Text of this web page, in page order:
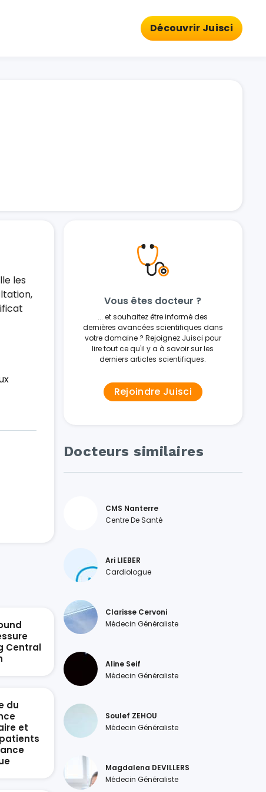
Découvrir Juisci
les
Central
du
et
Vous êtes docteur ?
... et souhaitez être informé des
dernières avancées scientifiques dans
votre domaine ? Rejoignez Juisci pour
lire tout ce qu'il y a à savoir sur les
derniers articles scientifiques.
Rejoindre Juisci
Docteurs similaires
CMS Nanterre
Centre De Santé
Ari LIEBER
Cardiologue
Clarisse Cervoni
Médecin Généraliste
Aline Seif
Médecin Généraliste
Soulef ZEHOU
Médecin Généraliste
Magdalena DEVILLERS
Médecin Généraliste